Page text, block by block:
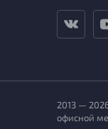
2013 —
офисной